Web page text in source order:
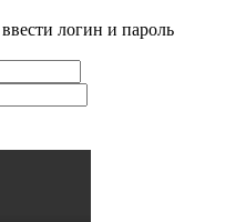
логин и пароль